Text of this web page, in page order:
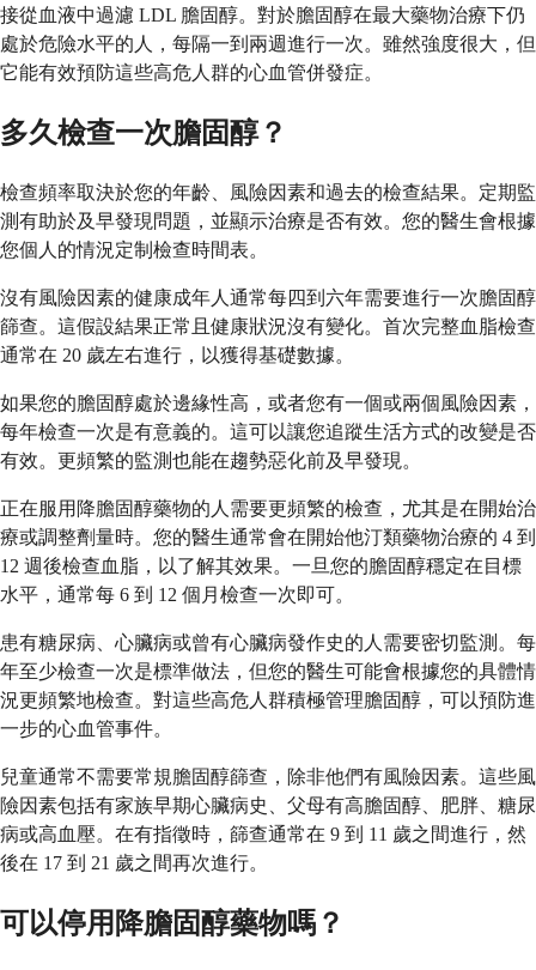
接從血液中過濾 LDL 膽固醇。對於膽固醇在最大藥物治療下仍
處於危險水平的人，每隔一到兩週進行一次。雖然強度很大，但
它能有效預防這些高危人群的心血管併發症。
多久檢查一次膽固醇？
檢查頻率取決於您的年齡、風險因素和過去的檢查結果。定期監
測有助於及早發現問題，並顯示治療是否有效。您的醫生會根據
您個人的情況定制檢查時間表。
沒有風險因素的健康成年人通常每四到六年需要進行一次膽固醇
篩查。這假設結果正常且健康狀況沒有變化。首次完整血脂檢查
通常在 20 歲左右進行，以獲得基礎數據。
如果您的膽固醇處於邊緣性高，或者您有一個或兩個風險因素，
每年檢查一次是有意義的。這可以讓您追蹤生活方式的改變是否
有效。更頻繁的監測也能在趨勢惡化前及早發現。
正在服用降膽固醇藥物的人需要更頻繁的檢查，尤其是在開始治
療或調整劑量時。您的醫生通常會在開始他汀類藥物治療的 4 到
12 週後檢查血脂，以了解其效果。一旦您的膽固醇穩定在目標
水平，通常每 6 到 12 個月檢查一次即可。
患有糖尿病、心臟病或曾有心臟病發作史的人需要密切監測。每
年至少檢查一次是標準做法，但您的醫生可能會根據您的具體情
況更頻繁地檢查。對這些高危人群積極管理膽固醇，可以預防進
一步的心血管事件。
兒童通常不需要常規膽固醇篩查，除非他們有風險因素。這些風
險因素包括有家族早期心臟病史、父母有高膽固醇、肥胖、糖尿
病或高血壓。在有指徵時，篩查通常在 9 到 11 歲之間進行，然
後在 17 到 21 歲之間再次進行。
可以停用降膽固醇藥物嗎？